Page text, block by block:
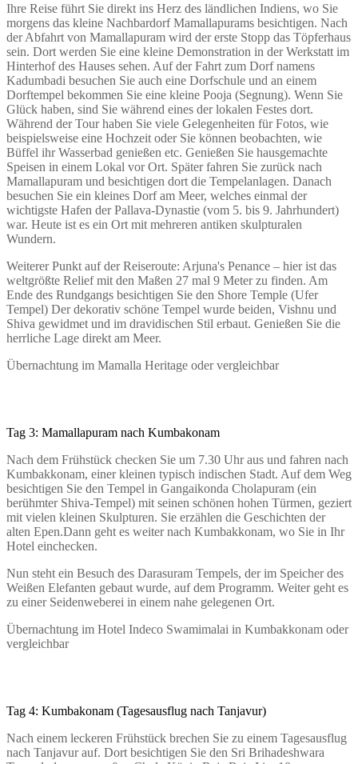
Ihre Reise führt Sie direkt ins Herz des ländlichen Indiens, wo Sie
morgens das kleine Nachbardorf Mamallapurams besichtigen. Nach
der Abfahrt von Mamallapuram wird der erste Stopp das Töpferhaus
sein. Dort werden Sie eine kleine Demonstration in der Werkstatt im
Hinterhof des Hauses sehen. Auf der Fahrt zum Dorf namens
Kadumbadi besuchen Sie auch eine Dorfschule und an einem
Dorftempel bekommen Sie eine kleine Pooja (Segnung). Wenn Sie
Glück haben, sind Sie während eines der lokalen Festes dort.
Während der Tour haben Sie viele Gelegenheiten für Fotos, wie
beispielsweise eine Hochzeit oder Sie können beobachten, wie
Büffel ihr Wasserbad genießen etc. Genießen Sie hausgemachte
Speisen in einem Lokal vor Ort. Später fahren Sie zurück nach
Mamallapuram und besichtigen dort die Tempelanlagen. Danach
besuchen Sie ein kleines Dorf am Meer, welches einmal der
wichtigste Hafen der Pallava-Dynastie (vom 5. bis 9. Jahrhundert)
war. Heute ist es ein Ort mit mehreren antiken skulpturalen
Wundern.
Weiterer Punkt auf der Reiseroute: Arjuna's Penance – hier ist das
weltgrößte Relief mit den Maßen 27 mal 9 Meter zu finden. Am
Ende des Rundgangs besichtigen Sie den Shore Temple (Ufer
Tempel) Der dekorativ schöne Tempel wurde beiden, Vishnu und
Shiva gewidmet und im dravidischen Stil erbaut. Genießen Sie die
herrliche Lage direkt am Meer.
Übernachtung im Mamalla Heritage oder vergleichbar
Tag 3: Mamallapuram nach Kumbakonam
Nach dem Frühstück checken Sie um 7.30 Uhr aus und fahren nach
Kumbakkonam, einer kleinen typisch indischen Stadt. Auf dem Weg
besichtigen Sie den Tempel in Gangaikonda Cholapuram (ein
berühmter Shiva-Tempel) mit seinen schönen hohen Türmen, geziert
mit vielen kleinen Skulpturen. Sie erzählen die Geschichten der
alten Epen.Dann geht es weiter nach Kumbakkonam, wo Sie in Ihr
Hotel einchecken.
Nun steht ein Besuch des Darasuram Tempels, der im Speicher des
Weißen Elefanten gebaut wurde, auf dem Programm. Weiter geht es
zu einer Seidenweberei in einem nahe gelegenen Ort.
Übernachtung im Hotel Indeco Swamimalai in Kumbakkonam oder
vergleichbar
Tag 4: Kumbakonam (Tagesausflug nach Tanjavur)
Nach einem leckeren Frühstück brechen Sie zu einem Tagesausflug
nach Tanjavur auf. Dort besichtigen Sie den Sri Brihadeshwara